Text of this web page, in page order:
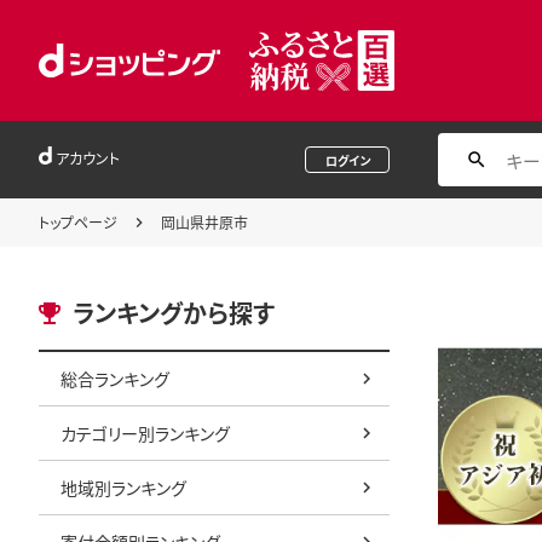
アカウント ログイン
トップページ 岡山県井原市
ランキングから探す
総合ランキング
カテゴリー別ランキング
地域別ランキング